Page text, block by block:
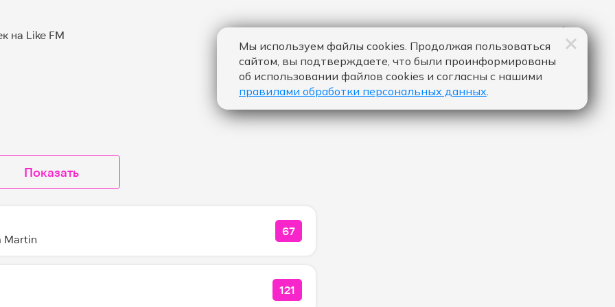
Показать
Martin КОЛИЧЕСТВО ЛАЙКОВ ЗА "WORLD GONE WILD - ROBIN
67
КОЛИЧЕСТВО ЛАЙКОВ ЗА "МАЛЬЧИК - IOWA":
121
Мы используем файлы cookies. Продолжая пользоваться
сайтом, вы подтверждаете, что были проинформированы
об использовании файлов cookies и согласны с нашими
правилами обработки персональных данных.